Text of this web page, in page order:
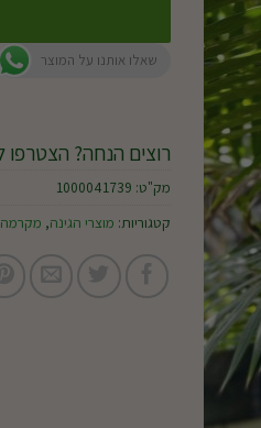
שאלו אותנו על המוצר
רוצים הנחה? הצטרפו
מק"ט: 1000041739
קטגוריות: מוצרי הגינה, מקרמה